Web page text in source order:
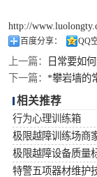
http://
百度分享： QQ
上一篇：
日常要如
下一篇： *攀岩墙的
相关推荐
行为心理训练箱
极限越障训练场商
极限越障设备质量
特警五项器材维护
警犬训练器材
军用单双杠
400米障碍器材